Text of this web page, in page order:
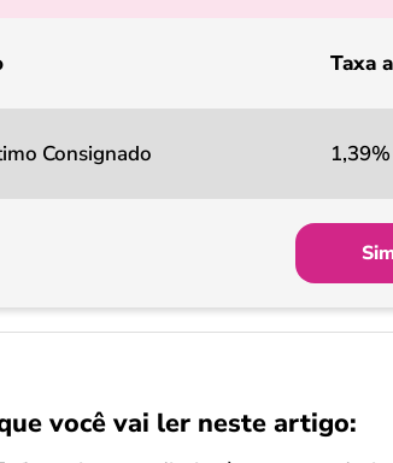
Taxa
Consignado
você vai ler neste artigo: